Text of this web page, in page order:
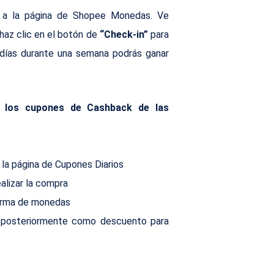
la página de Shopee Monedas. Ve
clic en el botón de “Check-in” para
durante una semana podrás ganar
los cupones de Cashback de las
página de Cupones Diarios
la compra
de monedas
como descuento para